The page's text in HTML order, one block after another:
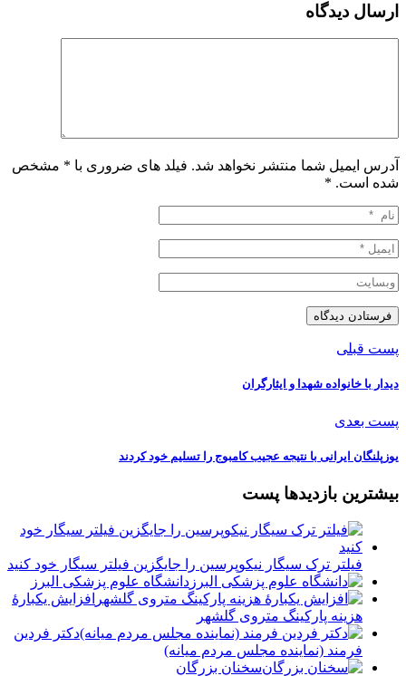
ارسال دیدگاه
آدرس ایمیل شما منتشر نخواهد شد. فیلد های ضروری با * مشخص
شده است. *
پست قبلی
دیدار با خانواده شهدا و ایثارگران
پست بعدی
یوزپلنگان ایرانی با نتیجه عجیب کامبوج را تسلیم خود کردند
بیشترین بازدیدها پست
فیلتر ترک سیگار نیکوپرسین را جایگزین فیلتر سیگار خود کنید
دانشگاه علوم پزشکی البرز
افزایش یکبارۀ
هزینه پارکینگ متروی گلشهر
دكتر فردين
فرمند (نماينده مجلس مردم میانه)
سخنان بزرگان